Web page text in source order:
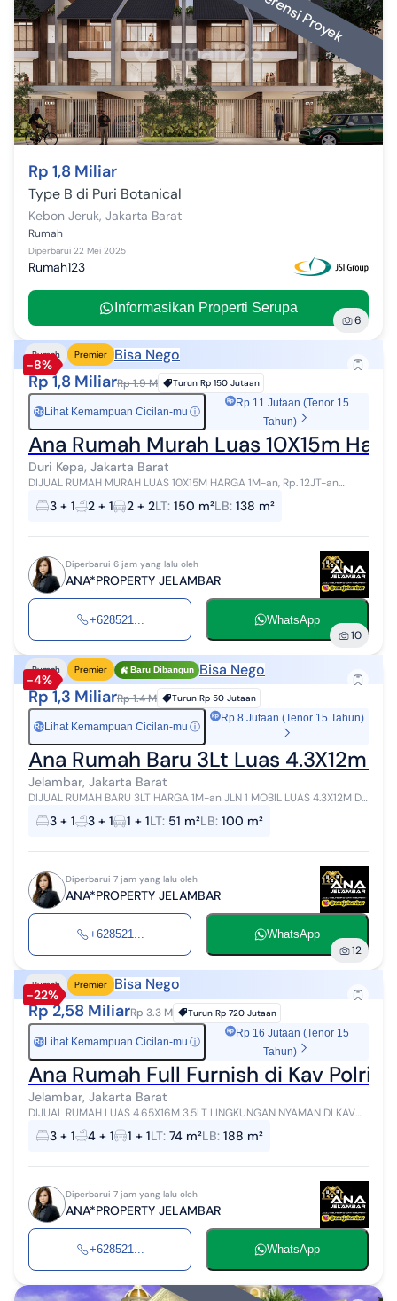
Rp 1,8 Miliar
Type B di Puri Botanical
Kebon Jeruk, Jakarta Barat
Rumah
Diperbarui 22 Mei 2025
Rumah123
Informasikan Properti Serupa
6
-8%
Rumah Premier Bisa Nego
Rp 1,8 MiliarRp 1.9 M Turun Rp 150 Jutaan
Rp Lihat Kemampuan Cicilan-mu ⓘ
Rp 11 Jutaan (Tenor 15
Tahun)
Ana Rumah Murah Luas 10X15m
Duri Kepa, Jakarta Barat
DIJUAL RUMAH MURAH LUAS 10X15M HARGA 1M-an, Rp. 12JT-an
PerM2 DI DURI KEPA, KEBON JERUK [HUB*ANA 0852xxxxxxxx FAST
RESPON VIA WA ^_^] #CARIRUMAHCAR...
3 + 1 2 + 1 2 + 2LT: 150 m²LB: 138 m²
Diperbarui 6 jam yang lalu oleh
ANA*PROPERTY JELAMBAR
+628521... WhatsApp
10
-4%
Rumah Premier Baru Dibangun Bisa Nego
Rp 1,3 MiliarRp 1.4 M Turun Rp 50 Jutaan
Rp Lihat Kemampuan Cicilan-mu ⓘ
Rp 8 Jutaan (Tenor 15 Tahun)
Ana Rumah Baru 3Lt Luas 4.3X12m
Jelambar, Jakarta Barat
DIJUAL RUMAH BARU 3LT HARGA 1M-an JLN 1 MOBIL LUAS 4.3X12M DI
JELAMBAR [HUB*ANA 0852xxxxxxxx FAST RESPON VIA WA ^_^]
#CARIRUMAHCARIANA# *PROFESIONA...
3 + 1 3 + 1 1 + 1LT: 51 m²LB: 100 m²
Diperbarui 7 jam yang lalu oleh
ANA*PROPERTY JELAMBAR
+628521... WhatsApp
12
-22%
Rumah Premier Bisa Nego
Rp 2,58 MiliarRp 3.3 M Turun Rp 720 Jutaan
Rp Lihat Kemampuan Cicilan-mu ⓘ
Rp 16 Jutaan (Tenor 15
Tahun)
Ana Rumah Full Furnish di Kav Polri
Jelambar, Jakarta Barat
DIJUAL RUMAH LUAS 4.65X16M 3.5LT LINGKUNGAN NYAMAN DI KAV
POLRI JELAMBAR [HUB*ANA 0852xxxxxxxx FAST RESPON VIA WA ^_^]
#CARIRUMAHCARIANA# *PROFESIO...
3 + 1 4 + 1 1 + 1LT: 74 m²LB: 188 m²
Diperbarui 7 jam yang lalu oleh
ANA*PROPERTY JELAMBAR
+628521... WhatsApp